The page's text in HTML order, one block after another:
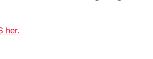
her.